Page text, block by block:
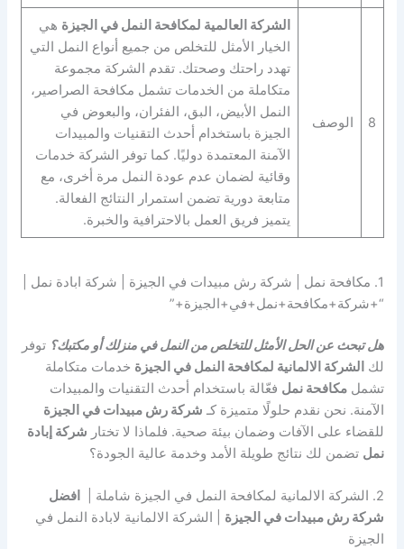
8 الوصف
الشركة العالمية لمكافحة النمل في الجيزة هي
الخيار الأمثل للتخلص من جميع أنواع النمل التي
تهدد راحتك وصحتك. تقدم الشركة مجموعة
متكاملة من الخدمات تشمل مكافحة الصراصير،
النمل الأبيض، البق، الفئران، والبعوض في
الجيزة باستخدام أحدث التقنيات والمبيدات
الآمنة المعتمدة دوليًا. كما توفر الشركة خدمات
وقائية لضمان عدم عودة النمل مرة أخرى، مع
متابعة دورية تضمن استمرار النتائج الفعالة.
يتميز فريق العمل بالاحترافية والخبرة.
1. مكافحة نمل | شركة رش مبيدات في الجيزة | شركة ابادة نمل |
“+شركة+مكافحة+نمل+في+الجيزة+”
هل تبحث عن الحل الأمثل للتخلص من النمل في منزلك أو مكتبك؟ توفر
لك الشركة الالمانية لمكافحة النمل في الجيزة خدمات متكاملة
تشملمكافحة نمل فعّالة باستخدام أحدث التقنيات والمبيدات
الآمنة. نحن نقدم حلولًا متميزة كـ شركة رش مبيدات في الجيزة
للقضاء على الآفات وضمان بيئة صحية. فلماذا لا تختار شركة إبادة
نمل تضمن لك نتائج طويلة الأمد وخدمة عالية الجودة؟
2. الشركة الالمانية لمكافحة النمل في الجيزة شاملة |
افضل
شركة رش مبيدات في الجيزة | الشركة الالمانية لابادة النمل في
الجيزة